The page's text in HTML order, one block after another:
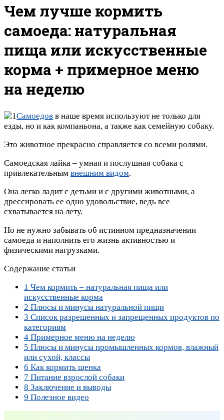
Чем лучше кормить
самоеда: натуральная
пища или искусственные
корма + примерное меню
на неделю
Самоедов в наше время используют не только для
езды, но и как компаньона, а также как семейную собаку.
Это животное прекрасно справляется со всеми ролями.
Самоедская лайка – умная и послушная собака с
привлекательным внешним видом.
Она легко ладит с детьми и с другими животными, а
дрессировать ее одно удовольствие, ведь все
схватывается на лету.
Но не нужно забывать об истинном предназначении
самоеда и наполнить его жизнь активностью и
физическими нагрузками.
Содержание статьи
1 Чем кормить – натуральная пища или
искусственные корма
2 Плюсы и минусы натуральной пищи
3 Список разрешенных и запрещенных продуктов по
категориям
4 Примерное меню на неделю
5 Плюсы и минусы промышленных кормов, влажный
или сухой, классы
6 Как кормить щенка
7 Питание взрослой собаки
8 Заключение и выводы
9 Полезное видео